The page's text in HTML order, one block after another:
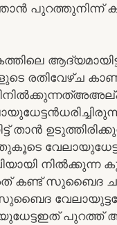
പുറത്തുനിന്ന്
രതിവേഴ്ച
താൻ
നിൽക്കുന്ന
കണ്ട് സുബൈദ
സുബൈദ
പുറത്ത്